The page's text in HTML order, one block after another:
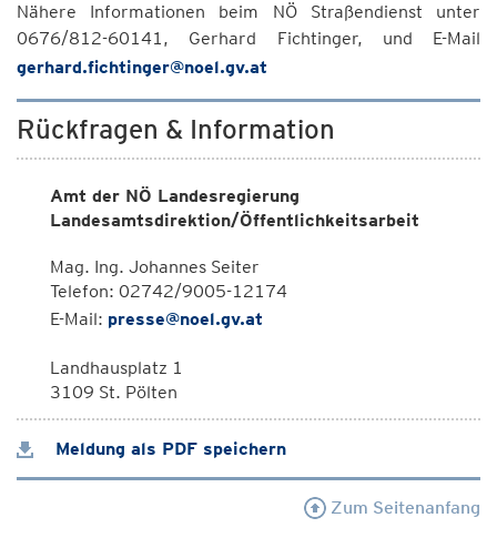
Nähere Informationen beim NÖ Straßendienst unter
0676/812-60141, Gerhard Fichtinger, und E-Mail
gerhard.fichtinger@noel.gv.at
Rückfragen & Information
Amt der NÖ Landesregierung
Landesamtsdirektion/Öffentlichkeitsarbeit
Mag. Ing. Johannes Seiter
Telefon: 02742/9005-12174
E-Mail: presse@noel.gv.at
Landhausplatz 1
3109 St. Pölten
Meldung als PDF speichern
Zum Seitenanfang